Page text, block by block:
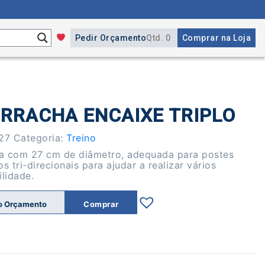
Pedir OrçamentoQtd. 0 Comprar na Loja
ENCAIXE TRIPLO
Categoria:Treino
com 27 cm de diâmetro, adequada para postes
tri-direcionais para ajudar a realizar vários
Orçamento Comprar